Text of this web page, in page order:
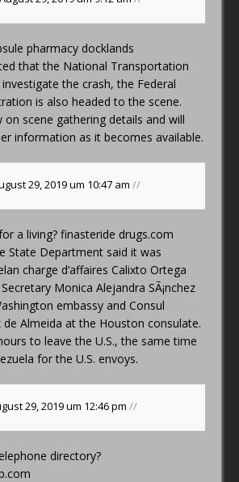
pharmacy docklands
that the National Transportation
the crash, the Federal
is also headed to the scene.
on scene gathering details and will
information as it becomes available.
29, 2019 um 10:47 am//
a living?finasteride drugs.com
State Department said it was
charge d’affaires Calixto Ortega
Monica Alejandra SÃ¡nchez
embassy and Consul
de Almeida at the Houston consulate.
to leave the U.S., the same time
for the U.S. envoys.
29, 2019 um 12:46 pm//
directory?